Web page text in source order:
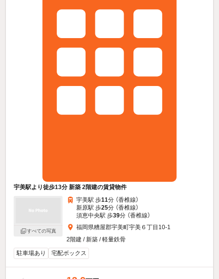
宇美駅より徒歩13分 新築 2階建の賃貸物件
すべての写真
宇美駅 歩11分 （香椎線）
新原駅 歩25分 （香椎線）
須恵中央駅 歩39分 （香椎線）
福岡県糟屋郡宇美町宇美６丁目10-1
2階建 / 新築 / 軽量鉄骨
駐車場あり
宅配ボックス